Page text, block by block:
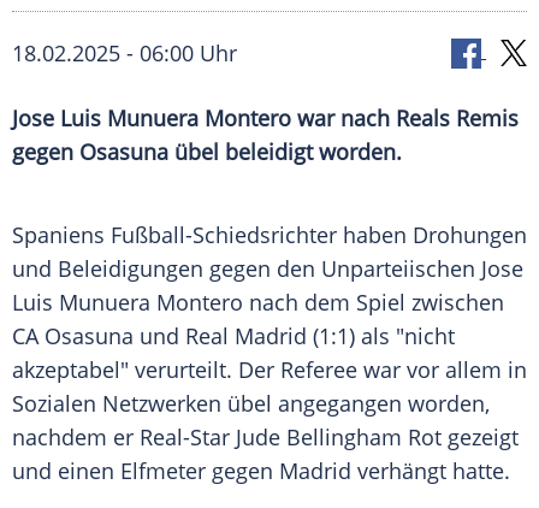
18.02.2025 - 06:00 Uhr
Jose Luis Munuera Montero war nach Reals Remis
gegen Osasuna übel beleidigt worden.
Spaniens Fußball-Schiedsrichter haben Drohungen
und Beleidigungen gegen den Unparteiischen Jose
Luis Munuera Montero nach dem Spiel zwischen
CA Osasuna und Real Madrid (1:1) als "nicht
akzeptabel" verurteilt. Der Referee war vor allem in
Sozialen Netzwerken übel angegangen worden,
nachdem er Real-Star Jude Bellingham Rot gezeigt
und einen Elfmeter gegen Madrid verhängt hatte.